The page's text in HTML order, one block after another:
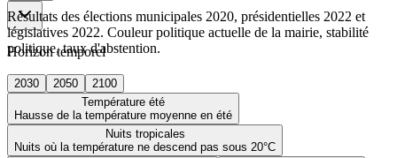
Horizon temporel
2030 2050
2100
Température été
Hausse de la température moyenne en été
Nuits tropicales
Nuits où la température ne descend pas sous 20°C
Résultats des élections municipales 2020, présidentielles 2022 et
législatives 2022. Couleur politique actuelle de la mairie, stabilité
politique, taux d'abstention.